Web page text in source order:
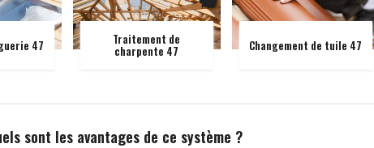
47 Traitement de
charpente 47 Changement de tuile 47
sont les avantages de ce système ?